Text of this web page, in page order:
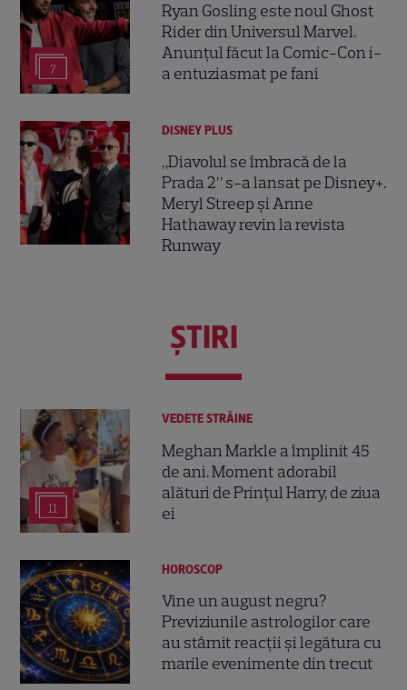
7
Ryan Gosling este noul Ghost
Rider din Universul Marvel.
Anunțul făcut la Comic-Con i-
a entuziasmat pe fani
DISNEY PLUS
„Diavolul se îmbracă de la
Prada 2” s-a lansat pe Disney+.
Meryl Streep și Anne
Hathaway revin la revista
Runway
ŞTIRI
11
VEDETE STRĂINE
Meghan Markle a împlinit 45
de ani. Moment adorabil
alături de Prințul Harry, de ziua
ei
HOROSCOP
Vine un august negru?
Previziunile astrologilor care
au stârnit reacții și legătura cu
marile evenimente din trecut